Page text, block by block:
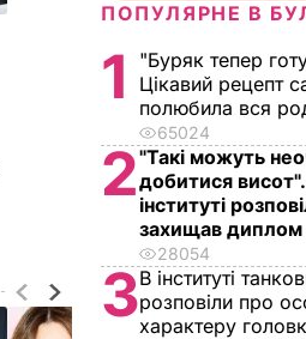
ПОПУЛЯРНЕ В
1
"Буряк тепер
Цікавий рецепт
полюбила вся
65024
2"Такі можуть
добитися
інституті
захищав диплом
28054
3В інституті
розповіли про
характеру